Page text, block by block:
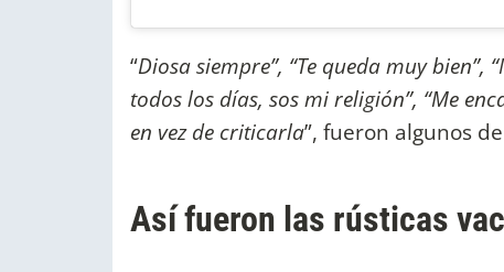
“Diosa siempre”, “Te queda muy bien”,
todos los días, sos mi religión”, “Me
en vez de criticarla”, fueron algunos
Así fueron las rústicas